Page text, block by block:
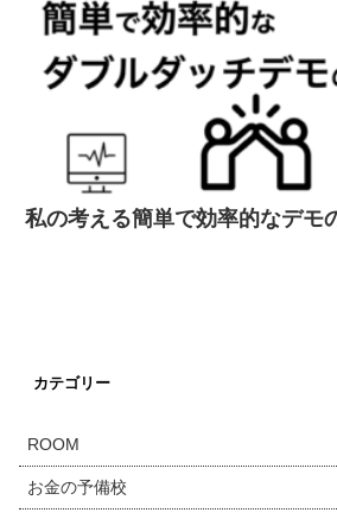
私の考える簡単で効率的なデモ
カテゴリー
ROOM
お金の予備校